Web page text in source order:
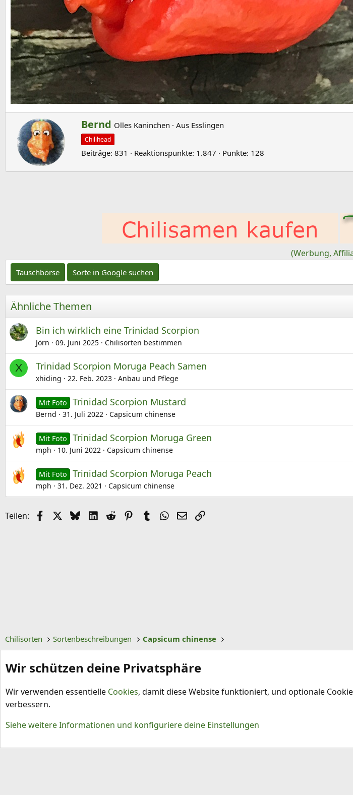
G
e
s
c
h
n
Bernd Olles Kaninchen · Aus Esslingen
Chilihead
Beiträge 831 Reaktionspunkte 1.847 Punkte 128
(Werbung,
Tauschbörse Sorte in Google suchen
Ähnliche Themen
Bin ich wirklich eine Trinidad Scorpion
Jörn 09. Juni 2025 Chilisorten bestimmen
X Trinidad Scorpion Moruga Peach Samen
xhiding 22. Feb. 2023 Anbau und Pflege
Mit Foto Trinidad Scorpion Mustard
Bernd 31. Juli 2022 Capsicum chinense
Mit Foto Trinidad Scorpion Moruga Green
mph 10. Juni 2022 Capsicum chinense
Mit Foto Trinidad Scorpion Moruga Peach
mph 31. Dez. 2021 Capsicum chinense
Teilen: FacebookX (Twitter)
BlueskyLinkedIn
Reddit PinterestTumblrWhatsApp
E-MailLink
Chilisorten Sortenbeschreibungen Capsicum chinense
Wir schützen deine Privatsphäre
Wir verwenden essentielle Cookies, damit diese Website funktioniert, und optionale
verbessern.
Siehe weitere Informationen und konfiguriere deine Einstellungen